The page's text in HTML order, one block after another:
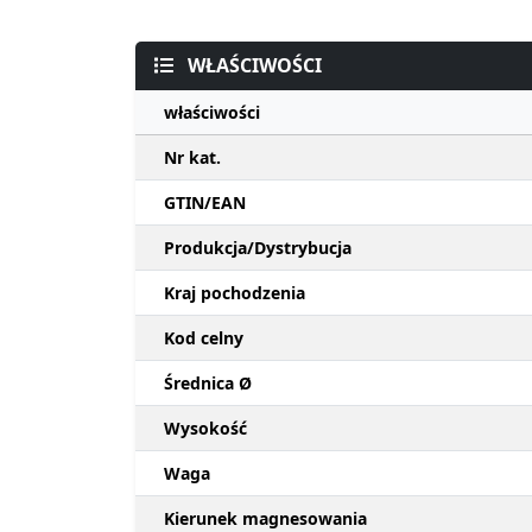
WŁAŚCIWOŚCI
właściwości
Nr kat.
GTIN/EAN
Produkcja/Dystrybucja
Kraj pochodzenia
Kod celny
Średnica Ø
Wysokość
Waga
Kierunek magnesowania